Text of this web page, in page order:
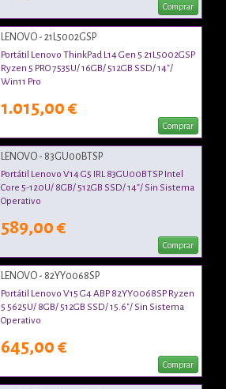
Comprar
LENOVO - 21L5002GSP
Portátil Lenovo ThinkPad L14 Gen 5 21L5002GSP
Ryzen 5 PRO 7535U/ 16GB/ 512GB SSD/ 14"/
Win11 Pro
1.015,00 €
Comprar
LENOVO - 83GU00BTSP
Portátil Lenovo V14 G5 IRL 83GU00BTSP Intel
Core 5-120U/ 8GB/ 512GB SSD/ 14"/ Sin Sistema
Operativo
589,00 €
Comprar
LENOVO - 82YY0068SP
Portátil Lenovo V15 G4 ABP 82YY0068SP Ryzen
5 5625U/ 8GB/ 512GB SSD/ 15.6"/ Sin Sistema
Operativo
645,00 €
Comprar